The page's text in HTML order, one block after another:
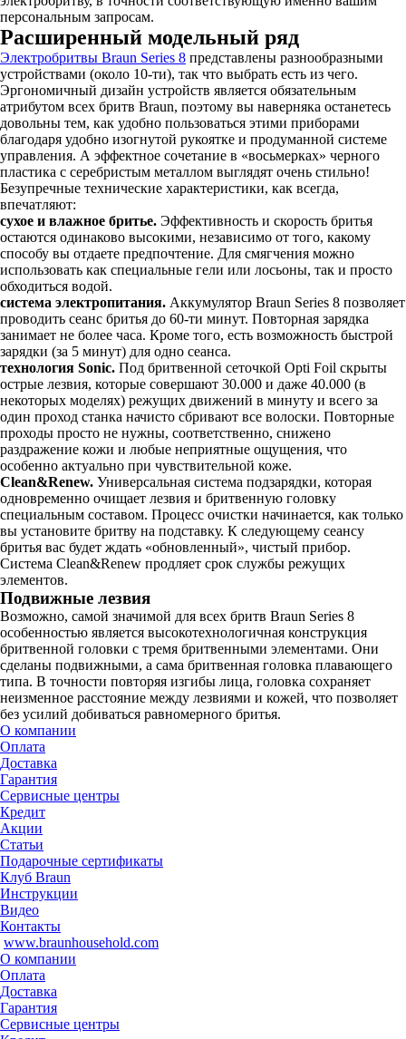
персональным запросам.
Расширенный модельный ряд
Электробритвы Braun Series 8 представлены разнообразными
устройствами (около 10-ти), так что выбрать есть из чего.
Эргономичный дизайн устройств является обязательным
атрибутом всех бритв Braun, поэтому вы наверняка останетесь
довольны тем, как удобно пользоваться этими приборами
благодаря удобно изогнутой рукоятке и продуманной системе
управления. А эффектное сочетание в «восьмерках» черного
пластика с серебристым металлом выглядят очень стильно!
Безупречные технические характеристики, как всегда,
впечатляют:
сухое и влажное бритье. Эффективность и скорость бритья
остаются одинаково высокими, независимо от того, какому
способу вы отдаете предпочтение. Для смягчения можно
использовать как специальные гели или лосьоны, так и просто
обходиться водой.
система электропитания. Аккумулятор Braun Series 8 позволяет
проводить сеанс бритья до 60-ти минут. Повторная зарядка
занимает не более часа. Кроме того, есть возможность быстрой
зарядки (за 5 минут) для одно сеанса.
технология Sonic. Под бритвенной сеточкой Opti Foil скрыты
острые лезвия, которые совершают 30.000 и даже 40.000 (в
некоторых моделях) режущих движений в минуту и всего за
один проход станка начисто сбривают все волоски. Повторные
проходы просто не нужны, соответственно, снижено
раздражение кожи и любые неприятные ощущения, что
особенно актуально при чувствительной коже.
Clean&Renew. Универсальная система подзарядки, которая
одновременно очищает лезвия и бритвенную головку
специальным составом. Процесс очистки начинается, как только
вы установите бритву на подставку. К следующему сеансу
бритья вас будет ждать «обновленный», чистый прибор.
Система Clean&Renew продляет срок службы режущих
элементов.
Подвижные лезвия
Возможно, самой значимой для всех бритв Braun Series 8
особенностью является высокотехнологичная конструкция
бритвенной головки с тремя бритвенными элементами. Они
сделаны подвижными, а сама бритвенная головка плавающего
типа. В точности повторяя изгибы лица, головка сохраняет
неизменное расстояние между лезвиями и кожей, что позволяет
без усилий добиваться равномерного бритья.
О компании
Оплата
Доставка
Гарантия
Сервисные центры
Кредит
Акции
Статьи
Подарочные сертификаты
Клуб Braun
Инструкции
Видео
Контакты
www.braunhousehold.com
О компании
Оплата
Доставка
Гарантия
Сервисные центры